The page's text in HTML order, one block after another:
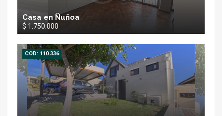
Casa en Ñuñoa
$ 1.750.000
COD: 110.336